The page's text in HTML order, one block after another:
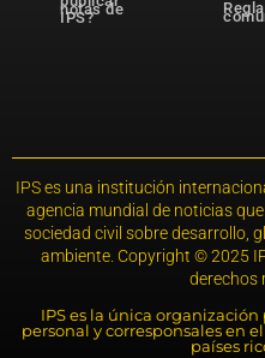
notas de
IPS?
IPS es una institución
agencia mundial de noticias
sociedad civil sobre desarrollo,
ambiente. Copyright © 2025
derechos
IPS es la única
personal y corresponsales en
países